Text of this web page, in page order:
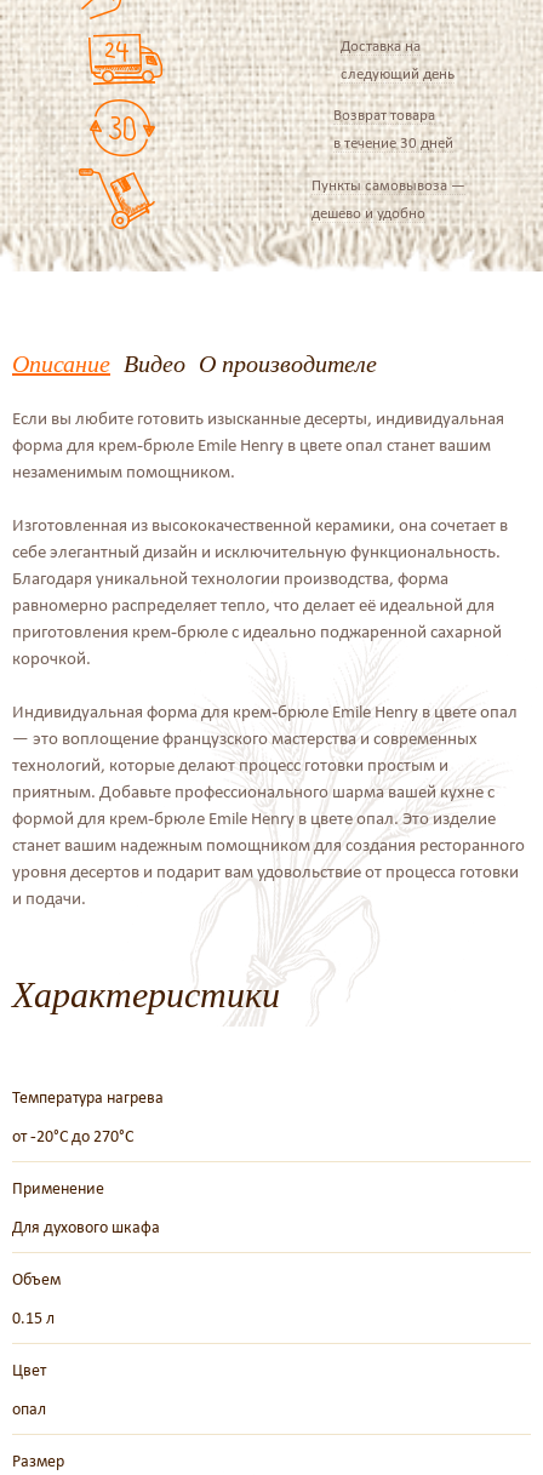
Доставка на
следующий день
Возврат товара
в течение 30 дней
Пункты самовывоза —
дешево и удобно
Описание Видео О производителе
Если вы любите готовить изысканные десерты, индивидуальная
форма для крем-брюле Emile Henry в цвете опал станет вашим
незаменимым помощником.
Изготовленная из высококачественной керамики, она сочетает в
себе элегантный дизайн и исключительную функциональность.
Благодаря уникальной технологии производства, форма
равномерно распределяет тепло, что делает её идеальной для
приготовления крем-брюле с идеально поджаренной сахарной
корочкой.
Индивидуальная форма для крем-брюле Emile Henry в цвете опал
— это воплощение французского мастерства и современных
технологий, которые делают процесс готовки простым и
приятным. Добавьте профессионального шарма вашей кухне с
формой для крем-брюле Emile Henry в цвете опал. Это изделие
станет вашим надежным помощником для создания ресторанного
уровня десертов и подарит вам удовольствие от процесса готовки
и подачи.
Характеристики
Температура нагрева
от -20°C до 270°C
Применение
Для духового шкафа
Объем
0.15 л
Цвет
опал
Размер